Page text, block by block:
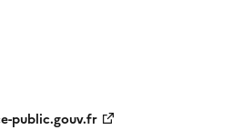
public.gouv.fr